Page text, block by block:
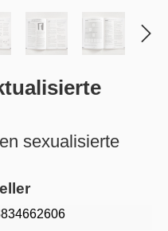
sexualisierte